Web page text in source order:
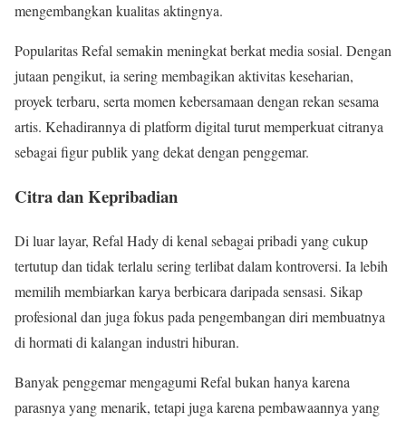
mengembangkan kualitas aktingnya.
Popularitas Refal semakin meningkat berkat media sosial. Dengan
jutaan pengikut, ia sering membagikan aktivitas keseharian,
proyek terbaru, serta momen kebersamaan dengan rekan sesama
artis. Kehadirannya di platform digital turut memperkuat citranya
sebagai figur publik yang dekat dengan penggemar.
Citra dan Kepribadian
Di luar layar, Refal Hady di kenal sebagai pribadi yang cukup
tertutup dan tidak terlalu sering terlibat dalam kontroversi. Ia lebih
memilih membiarkan karya berbicara daripada sensasi. Sikap
profesional dan juga fokus pada pengembangan diri membuatnya
di hormati di kalangan industri hiburan.
Banyak penggemar mengagumi Refal bukan hanya karena
parasnya yang menarik, tetapi juga karena pembawaannya yang